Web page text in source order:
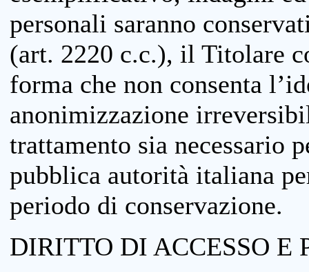
personali saranno
(art. 2220 c.c.), il Titolare
forma che non consenta
anonimizzazione
trattamento sia necessario
pubblica autorità italiana
periodo di conservazione.
DIRITTO DI ACCESSO